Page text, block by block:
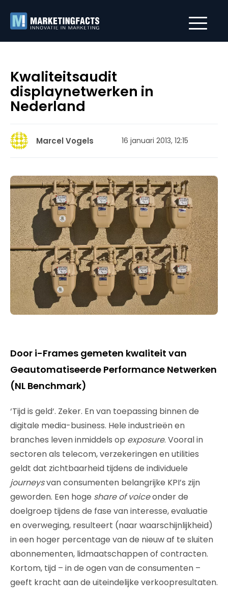
Kwaliteitsaudit
displaynetwerken in
Nederland
Marcel Vogels 16 januari 2013, 12:15
Door i-Frames gemeten kwaliteit van
Geautomatiseerde Performance Netwerken
(NL Benchmark)
‘Tijd is geld‘. Zeker. En van toepassing binnen de
digitale media-business. Hele industrieën en
branches leven inmiddels op exposure. Vooral in
sectoren als telecom, verzekeringen en utilities
geldt dat zichtbaarheid tijdens de individuele
journeysvan consumenten belangrijke KPI’s zijn
geworden. Een hoge share of voiceonder de
doelgroep tijdens de fase van interesse, evaluatie
en overweging, resulteert (naar waarschijnlijkheid)
in een hoger percentage van de nieuw af te sluiten
abonnementen, lidmaatschappen of contracten.
Kortom, tijd – in de ogen van de consumenten –
geeft kracht aan de uiteindelijke verkoopresultaten.